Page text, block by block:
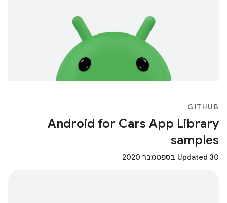
GITHUB
Android for Cars App Library
samples
Updated 30 בספטמבר 2020